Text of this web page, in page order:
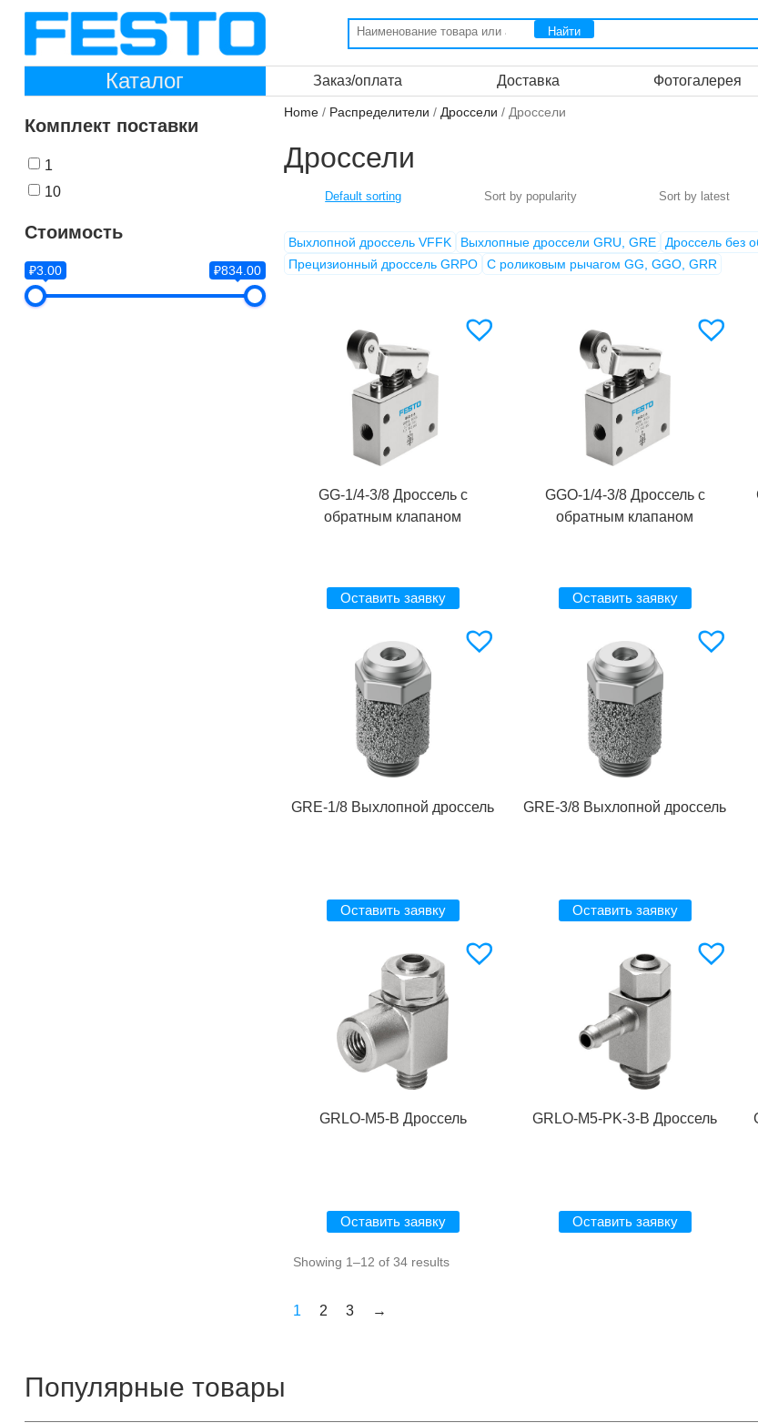
Каталог
Заказ/оплата Доставка Фотогалерея
Комплект поставки
1
10
Стоимость
₽3.00 ₽834.00
Home/ Распределители / Дроссели / Дроссели
Дроссели
Выхлопной дроссель VFFK Выхлопные дроссели GRU, GRE Дроссель без
Прецизионный дроссель GRPO
С роликовым рычагом GG, GGO, GRR
GG-1/4-3/8 Дроссель с
обратным клапаном
Оставить заявку
GGO-1/4-3/8 Дроссель с
обратным клапаном
Оставить заявку
GRE-1/8 Выхлопной дроссель
Оставить заявку
GRE-3/8 Выхлопной дроссель
Оставить заявку
GRLO-M5-B Дроссель
Оставить заявку
GRLO-M5-PK-3-B Дроссель
Оставить заявку
Showing 1–12 of 34 results
1 2 3 →
Популярные товары